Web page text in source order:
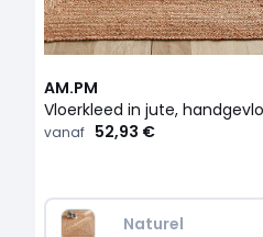
AM.PM
vanaf 52,93 €
Naturel